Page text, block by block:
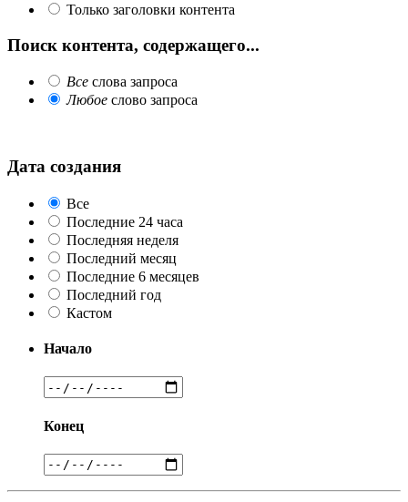
Только заголовки контента
Поиск контента, содержащего...
Все слова запроса
Любое слово запроса
Дата создания
Все
Последние 24 часа
Последняя неделя
Последний месяц
Последние 6 месяцев
Последний год
Кастом
Начало
Конец